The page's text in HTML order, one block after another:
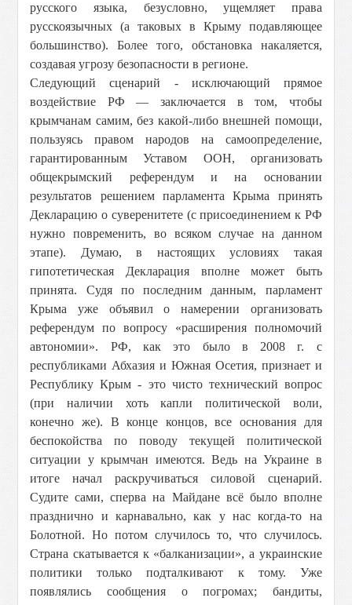
русского языка, безусловно, ущемляет права
русскоязычных (а таковых в Крыму подавляющее
большинство). Более того, обстановка накаляется,
создавая угрозу безопасности в регионе.
Следующий сценарий - исключающий прямое
воздействие РФ — заключается в том, чтобы
крымчанам самим, без какой-либо внешней помощи,
пользуясь правом народов на самоопределение,
гарантированным Уставом ООН, организовать
общекрымский референдум и на основании
результатов решением парламента Крыма принять
Декларацию о суверенитете (с присоединением к РФ
нужно повременить, во всяком случае на данном
этапе). Думаю, в настоящих условиях такая
гипотетическая Декларация вполне может быть
принята. Судя по последним данным, парламент
Крыма уже объявил о намерении организовать
референдум по вопросу «расширения полномочий
автономии». РФ, как это было в 2008 г. с
республиками Абхазия и Южная Осетия, признает и
Республику Крым - это чисто технический вопрос
(при наличии хоть капли политической воли,
конечно же). В конце концов, все основания для
беспокойства по поводу текущей политической
ситуации у крымчан имеются. Ведь на Украине в
итоге начал раскручиваться силовой сценарий.
Судите сами, сперва на Майдане всё было вполне
празднично и карнавально, как у нас когда-то на
Болотной. Но потом случилось то, что случилось.
Страна скатывается к «балканизации», а украинские
политики только подталкивают к тому. Уже
появлялись сообщения о погромах; бандиты,